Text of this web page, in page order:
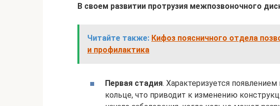
В своем развитии протрузия межпозвоночного
Читайте также: Кифоз поясничного отдела
и профилактика
Первая стадия. Характеризуется
кольце, что приводит к изменению